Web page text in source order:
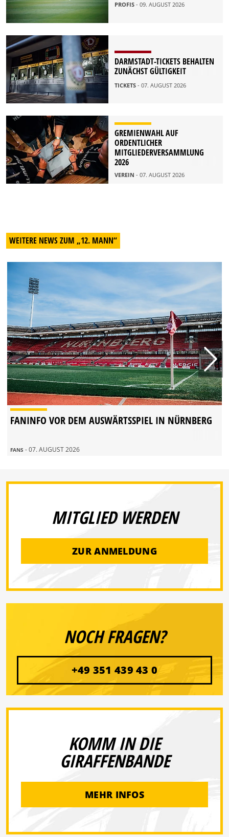
PROFIS - 09. AUGUST 2026
DARMSTADT-TICKETS BEHALTEN
ZUNÄCHST GÜLTIGKEIT
TICKETS - 07. AUGUST 2026
GREMIENWAHL AUF
ORDENTLICHER
MITGLIEDERVERSAMMLUNG
2026
VEREIN - 07. AUGUST 2026
WEITERE NEWS ZUM „12. MANN“
FANINFO VOR DEM AUSWÄRTSSPIEL IN NÜRNBERG
FANS - 07. AUGUST 2026
MITGLIED WERDEN
ZUR ANMELDUNG
NOCH FRAGEN?
+49 351 439 43 0
KOMM IN DIE
GIRAFFENBANDE
MEHR INFOS